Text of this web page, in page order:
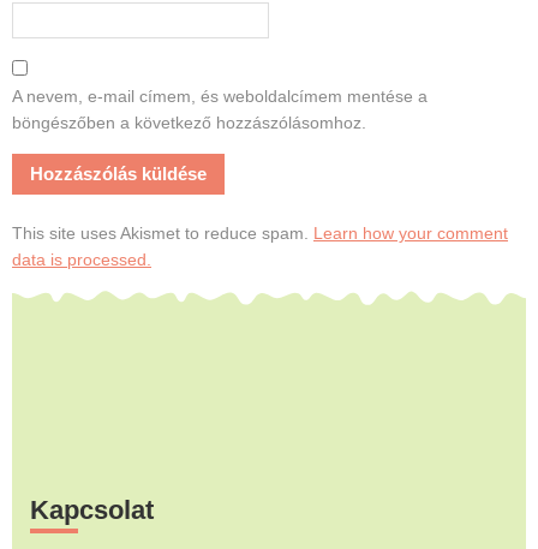
A nevem, e-mail címem, és weboldalcímem mentése a
böngészőben a következő hozzászólásomhoz.
This site uses Akismet to reduce spam. Learn how your comment
data is processed.
Kapcsolat